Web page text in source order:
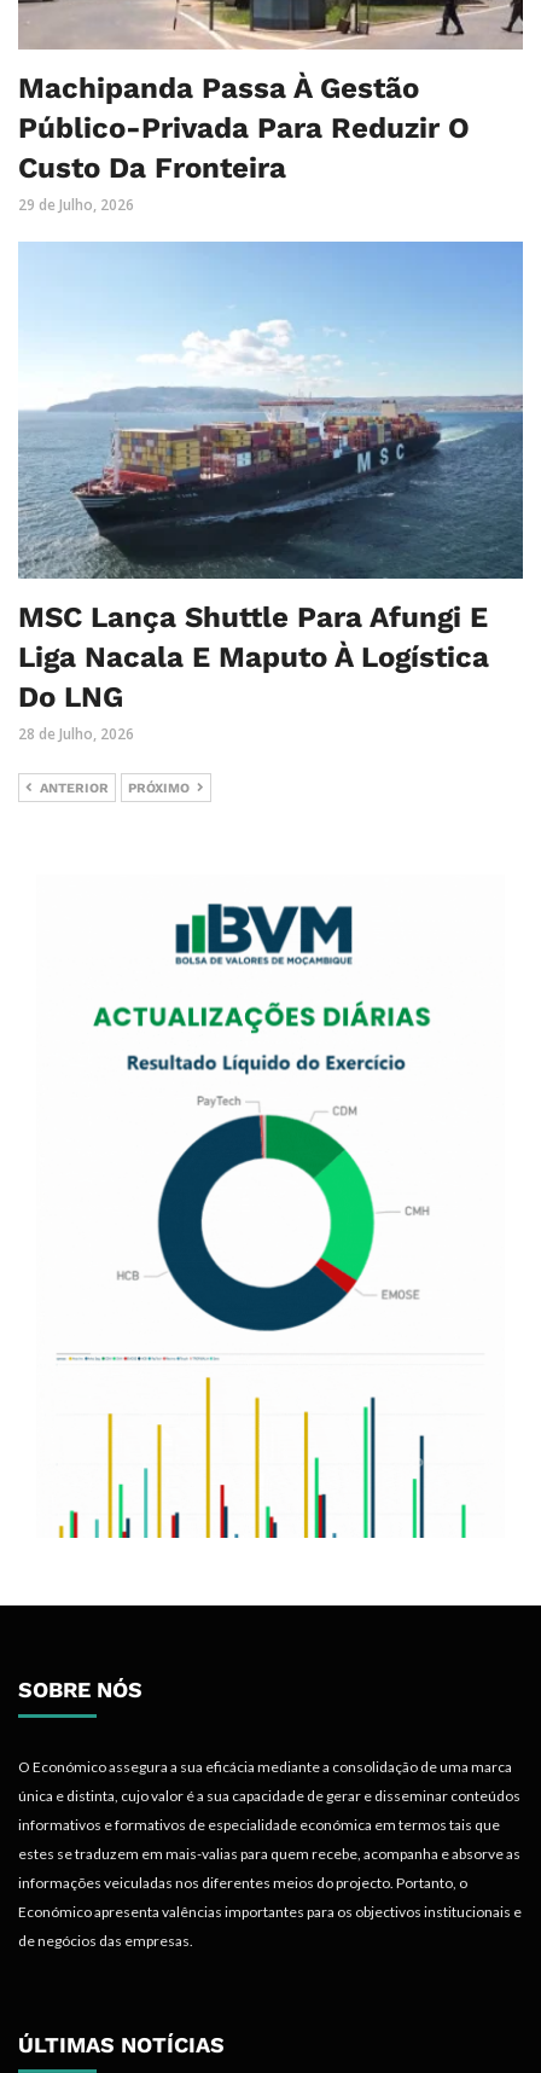
Machipanda Passa À Gestão
Público-Privada Para Reduzir O
Custo Da Fronteira
29 de Julho, 2026
MSC Lança Shuttle Para Afungi E
Liga Nacala E Maputo À Logística
Do LNG
28 de Julho, 2026
ANTERIOR PRÓXIMO
SOBRE NÓS
O Económico assegura a sua eficácia mediante a consolidação de uma marca
única e distinta, cujo valor é a sua capacidade de gerar e disseminar conteúdos
informativos e formativos de especialidade económica em termos tais que
estes se traduzem em mais-valias para quem recebe, acompanha e absorve as
informações veiculadas nos diferentes meios do projecto. Portanto, o
Económico apresenta valências importantes para os objectivos institucionais e
de negócios das empresas.
ÚLTIMAS NOTÍCIAS